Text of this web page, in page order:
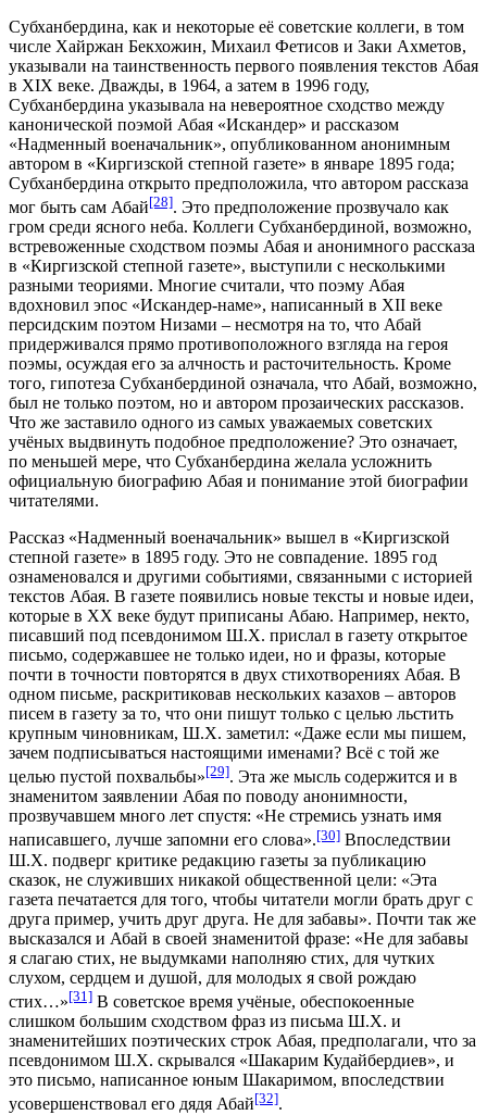
Субханбердина, как и некоторые её советские коллеги, в том
числе Хайржан Бекхожин, Михаил Фетисов и Заки Ахметов,
указывали на таинственность первого появления текстов Абая
в XIX веке. Дважды, в 1964, а затем в 1996 году,
Субханбердина указывала на невероятное сходство между
канонической поэмой Абая «Искандер» и рассказом
«Надменный военачальник», опубликованном анонимным
автором в «Киргизской степной газете» в январе 1895 года;
Субханбердина открыто предположила, что автором рассказа
мог быть сам Абай[28]. Это предположение прозвучало как
гром среди ясного неба. Коллеги Субханбердиной, возможно,
встревоженные сходством поэмы Абая и анонимного рассказа
в «Киргизской степной газете», выступили с несколькими
разными теориями. Многие считали, что поэму Абая
вдохновил эпос «Искандер-наме», написанный в XII веке
персидским поэтом Низами – несмотря на то, что Абай
придерживался прямо противоположного взгляда на героя
поэмы, осуждая его за алчность и расточительность. Кроме
того, гипотеза Субханбердиной означала, что Абай, возможно,
был не только поэтом, но и автором прозаических рассказов.
Что же заставило одного из самых уважаемых советских
учёных выдвинуть подобное предположение? Это означает,
по меньшей мере, что Субханбердина желала усложнить
официальную биографию Абая и понимание этой биографии
читателями.
Рассказ «Надменный военачальник» вышел в «Киргизской
степной газете» в 1895 году. Это не совпадение. 1895 год
ознаменовался и другими событиями, связанными с историей
текстов Абая. В газете появились новые тексты и новые идеи,
которые в XX веке будут приписаны Абаю. Например, некто,
писавший под псевдонимом Ш.Х. прислал в газету открытое
письмо, содержавшее не только идеи, но и фразы, которые
почти в точности повторятся в двух стихотворениях Абая. В
одном письме, раскритиковав нескольких казахов – авторов
писем в газету за то, что они пишут только с целью льстить
крупным чиновникам, Ш.Х. заметил: «Даже если мы пишем,
зачем подписываться настоящими именами? Всё с той же
целью пустой похвальбы»[29]. Эта же мысль содержится и в
знаменитом заявлении Абая по поводу анонимности,
прозвучавшем много лет спустя: «Не стремись узнать имя
написавшего, лучше запомни его слова».[30] Впоследствии
Ш.Х. подверг критике редакцию газеты за публикацию
сказок, не служивших никакой общественной цели: «Эта
газета печатается для того, чтобы читатели могли брать друг с
друга пример, учить друг друга. Не для забавы». Почти так же
высказался и Абай в своей знаменитой фразе: «Не для забавы
я слагаю стих, не выдумками наполняю стих, для чутких
слухом, сердцем и душой, для молодых я свой рождаю
стих…»[31] В советское время учёные, обеспокоенные
слишком большим сходством фраз из письма Ш.Х. и
знаменитейших поэтических строк Абая, предполагали, что за
псевдонимом Ш.Х. скрывался «Шакарим Кудайбердиев», и
это письмо, написанное юным Шакаримом, впоследствии
усовершенствовал его дядя Абай[32].